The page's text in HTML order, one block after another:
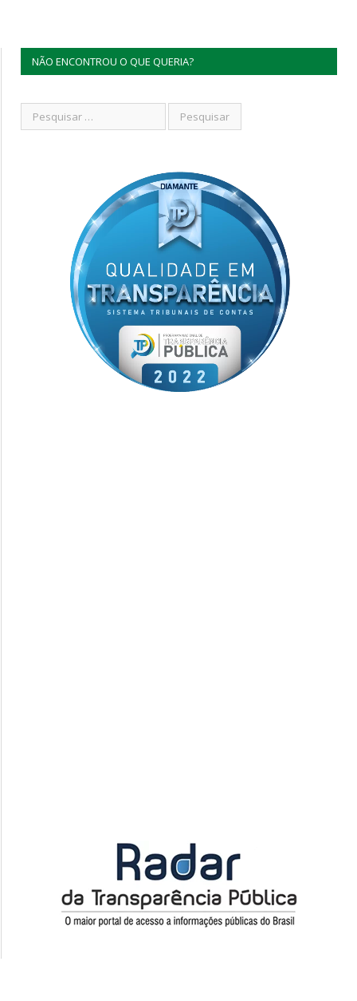
NÃO ENCONTROU O QUE QUERIA?